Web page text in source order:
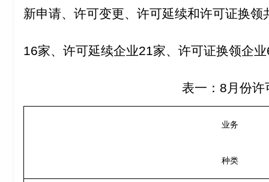
新申请、许可变更、许可延续和许可证换
16家、许可延续企业21家、许可证换领企
表一：8月份许
业务
种类